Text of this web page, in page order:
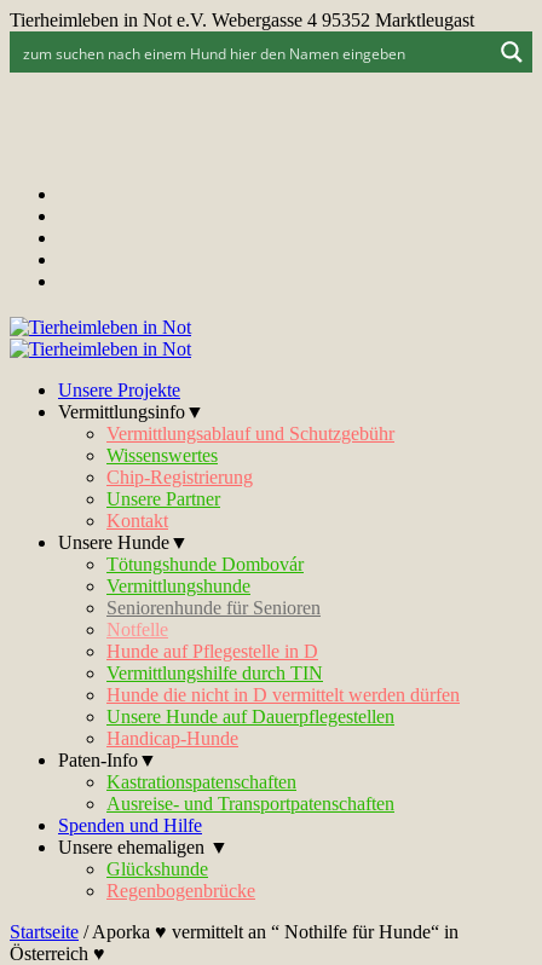
Tierheimleben in Not e.V. Webergasse 4 95352 Marktleugast
Unsere Projekte
Vermittlungsinfo▼
Vermittlungsablauf und Schutzgebühr
Wissenswertes
Chip-Registrierung
Unsere Partner
Kontakt
Unsere Hunde▼
Tötungshunde Dombovár
Vermittlungshunde
Seniorenhunde für Senioren
Notfelle
Hunde auf Pflegestelle in D
Vermittlungshilfe durch TIN
Hunde die nicht in D vermittelt werden dürfen
Unsere Hunde auf Dauerpflegestellen
Handicap-Hunde
Paten-Info▼
Kastrationspatenschaften
Ausreise- und Transportpatenschaften
Spenden und Hilfe
Unsere ehemaligen ▼
Glückshunde
Regenbogenbrücke
Startseite /Aporka ♥ vermittelt an “ Nothilfe für Hunde“ in
Österreich ♥